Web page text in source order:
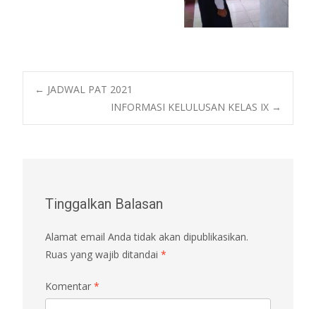
Post
← JADWAL PAT 2021
INFORMASI KELULUSAN KELAS IX →
Tinggalkan Balasan
Alamat email Anda tidak akan dipublikasikan.
Ruas yang wajib ditandai *
Komentar *